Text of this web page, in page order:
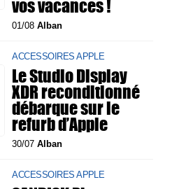
vos vacances !
01/08Alban
ACCESSOIRES APPLE
Le Studio Display
XDR reconditionné
débarque sur le
refurb d’Apple
30/07Alban
ACCESSOIRES APPLE